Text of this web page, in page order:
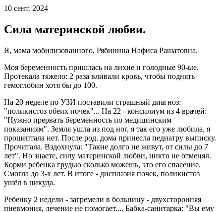
10 сент. 2024
Сила материнской любви.
Я, мама мобилизованного, Рябинина Нафиса Рашатовна.
Моя беременность пришлась на лихие и голодные 90-ые.
Протекала тяжело: 2 раза вливали кровь, чтобы поднять
гемоглобин хотя бы до 100.
На 20 неделе по УЗИ поставили страшный диагноз:
"поликистоз обеих почек"... На 22 - консилиум из 4 врачей:
"Нужно прервать беременность по медицинским
показаниям". Земля ушла из под ног, я так его уже любила, я
прошептала нет. После род. дома принесла педиатру выписку.
Прочитала. Вздохнула: "Такие долго не живут, от силы до 7
лет". Но знаете, силу материнской любви, никто не отменял.
Корми ребенка грудью сколько можешь, это его спасение.
Смогла до 3-х лет. В итоге - дисплазия почек, поликистоз
ушёл в никуда.
Ребенку 2 недели - загремели в больницу - двухсторонняя
пневмония, лечение не помогает.... Бабка-санитарка: "Вы ему